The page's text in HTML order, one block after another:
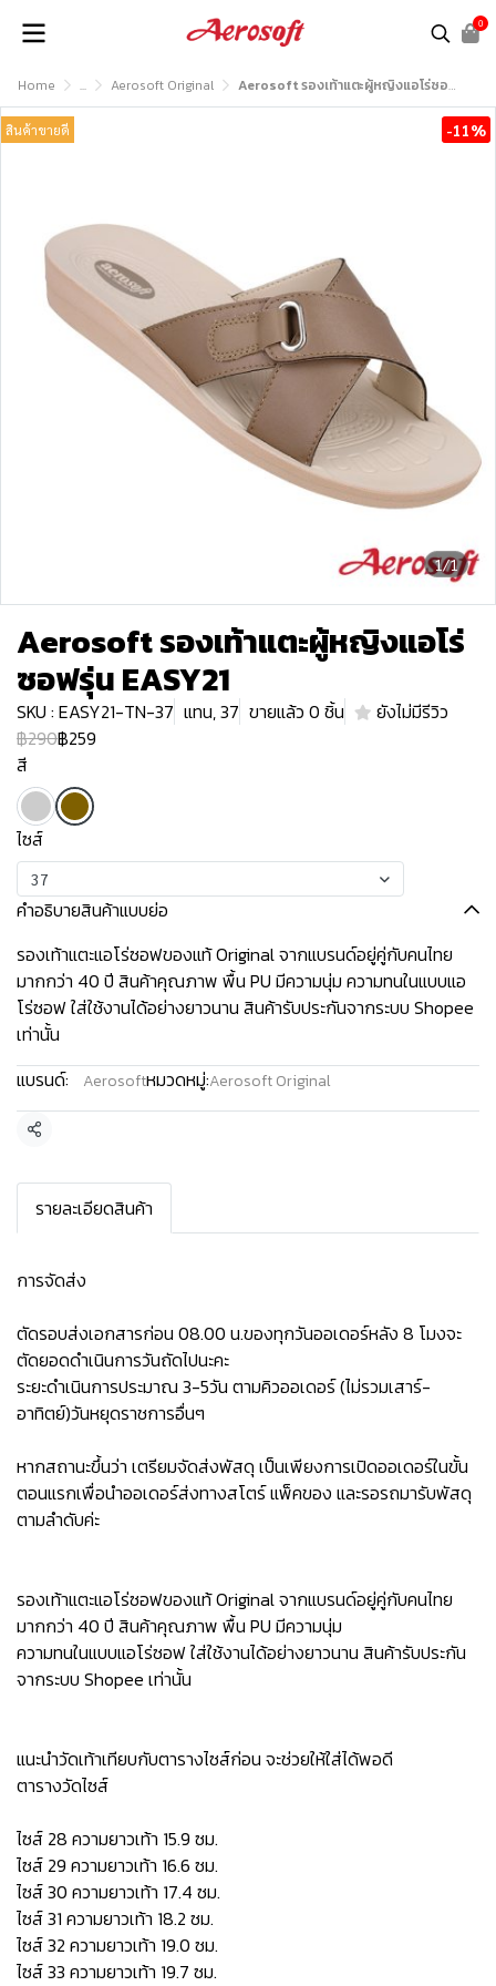
0
Home ... Aerosoft Original Aerosoft รองเท้าแตะผู้หญิงแอโร่ซอฟรุ่น EASY21
1/1
สินค้าขายดี -11%
Aerosoft รองเท้าแตะผู้หญิงแอโร่
ซอฟรุ่น EASY21
SKU : EASY21-TN-37 แทน, 37 ขายแล้ว 0 ชิ้น
ยังไม่มีรีวิว
฿290฿259
สี
ไซส์
37
คำอธิบายสินค้าแบบย่อ
รองเท้าแตะแอโร่ซอฟของแท้ Original จากแบรนด์อยู่คู่กับคนไทย
มากกว่า 40 ปี สินค้าคุณภาพ พื้น PU มีความนุ่ม ความทนในแบบแอ
โร่ซอฟ ใส่ใช้งานได้อย่างยาวนาน สินค้ารับประกันจากระบบ Shopee
เท่านั้น
แบรนด์:
Aerosoftหมวดหมู่:Aerosoft Original
แชร์
รายละเอียดสินค้า
การจัดส่ง
ตัดรอบส่งเอกสารก่อน 08.00 น.ของทุกวันออเดอร์หลัง 8 โมงจะ
ตัดยอดดำเนินการวันถัดไปนะคะ
ระยะดำเนินการประมาณ 3-5วัน ตามคิวออเดอร์ (ไม่รวมเสาร์-
อาทิตย์)วันหยุดราชการอื่นๆ
หากสถานะขึ้นว่า เตรียมจัดส่งพัสดุ เป็นเพียงการเปิดออเดอร์ในขั้น
ตอนแรกเพื่อนำออเดอร์ส่งทางสโตร์ แพ็คของ และรอรถมารับพัสดุ
ตามลำดับค่ะ
รองเท้าแตะแอโร่ซอฟของแท้ Original จากแบรนด์อยู่คู่กับคนไทย
มากกว่า 40 ปี สินค้าคุณภาพ พื้น PU มีความนุ่ม
ความทนในแบบแอโร่ซอฟ ใส่ใช้งานได้อย่างยาวนาน สินค้ารับประกัน
จากระบบ Shopee เท่านั้น
แนะนำวัดเท้าเทียบกับตารางไซส์ก่อน จะช่วยให้ใส่ได้พอดี
ตารางวัดไซส์
ไซส์ 28 ความยาวเท้า 15.9 ซม.
ไซส์ 29 ความยาวเท้า 16.6 ซม.
ไซส์ 30 ความยาวเท้า 17.4 ซม.
ไซส์ 31 ความยาวเท้า 18.2 ซม.
ไซส์ 32 ความยาวเท้า 19.0 ซม.
ไซส์ 33 ความยาวเท้า 19.7 ซม.